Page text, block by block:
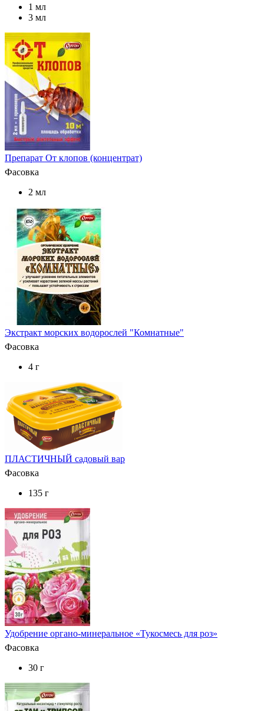
1 мл
3 мл
Препарат От клопов (концентрат)
Фасовка
2 мл
Экстракт морских водорослей "Комнатные"
Фасовка
4 г
ПЛАСТИЧНЫЙ садовый вар
Фасовка
135 г
Удобрение органо-минеральное «Тукосмесь для роз»
Фасовка
30 г